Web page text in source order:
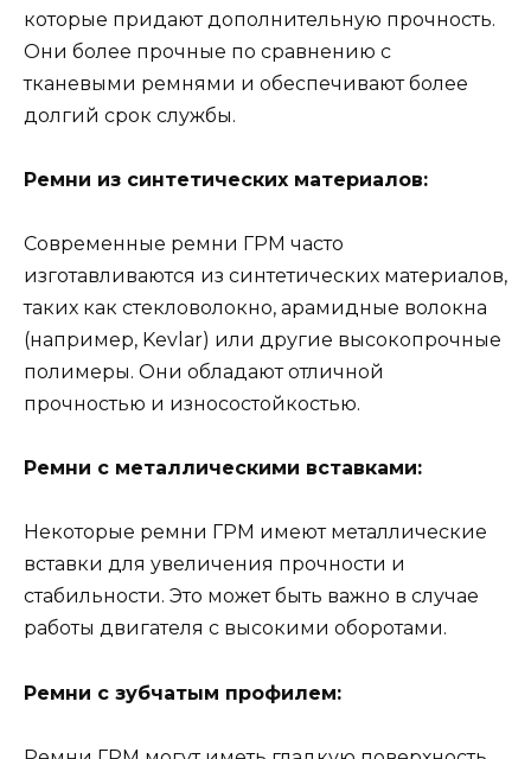
которые придают дополнительную прочность.
Они более прочные по сравнению с
тканевыми ремнями и обеспечивают более
долгий срок службы.
Ремни из синтетических материалов:
Современные ремни ГРМ часто
изготавливаются из синтетических материалов,
таких как стекловолокно, арамидные волокна
(например, Kevlar) или другие высокопрочные
полимеры. Они обладают отличной
прочностью и износостойкостью.
Ремни с металлическими вставками:
Некоторые ремни ГРМ имеют металлические
вставки для увеличения прочности и
стабильности. Это может быть важно в случае
работы двигателя с высокими оборотами.
Ремни с зубчатым профилем: